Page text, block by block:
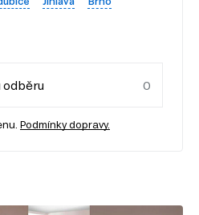
odběru
Podmínky dopravy.